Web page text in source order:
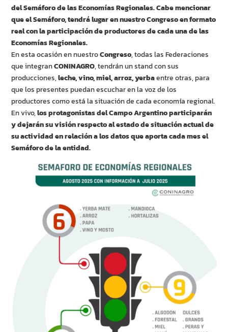
del Semáforo de las Economías Regionales. Cabe mencionar
que el Semáforo, tendrá lugar en nuestro Congreso en formato
real con la participación de productores de cada una de las
Economías Regionales.
En esta ocasión en nuestroCongreso, todas las Federaciones
que integranCONINAGRO, tendrán un stand con sus
producciones,leche, vino, miel, arroz, yerbaentre otras, para
que los presentes puedan escuchar en la voz de los
productores como está la situación de cada economía regional.
En vivo,los protagonistas del Campo Argentino participarán
y dejarán su visión respecto al estado de situación actual de
su actividad en relación a los datos que aporta cada mes el
Semáforo de la entidad.